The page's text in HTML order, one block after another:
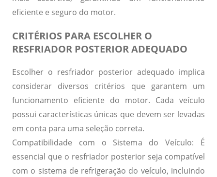
eficiente e seguro do motor.
CRITÉRIOS PARA ESCOLHER O
RESFRIADOR POSTERIOR ADEQUADO
Escolher o resfriador posterior adequado implica
considerar diversos critérios que garantem um
funcionamento eficiente do motor. Cada veículo
possui características únicas que devem ser levadas
em conta para uma seleção correta.
Compatibilidade com o Sistema do Veículo: É
essencial que o resfriador posterior seja compatível
com o sistema de refrigeração do veículo, incluindo